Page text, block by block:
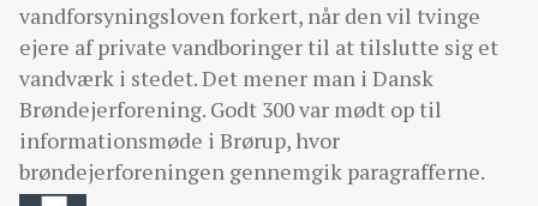
vandforsyningsloven forkert, når den vil tvinge
ejere af private vandboringer til at tilslutte sig et
vandværk i stedet. Det mener man i Dansk
Brøndejerforening. Godt 300 var mødt op til
informationsmøde i Brørup, hvor
brøndejerforeningen gennemgik paragrafferne.